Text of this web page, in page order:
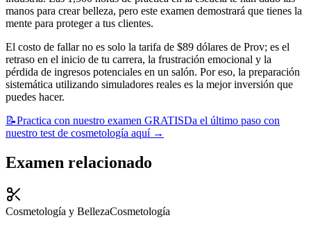
manos para crear belleza, pero este examen demostrará que tienes la
mente para proteger a tus clientes.
El costo de fallar no es solo la tarifa de $89 dólares de Prov; es el
retraso en el inicio de tu carrera, la frustración emocional y la
pérdida de ingresos potenciales en un salón. Por eso, la preparación
sistemática utilizando simuladores reales es la mejor inversión que
puedes hacer.
📝Practica con nuestro examen GRATISDa el último paso con
nuestro test de cosmetología aquí→
Examen relacionado
Cosmetología y BellezaCosmetología